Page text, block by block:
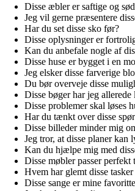
Disse æbler er saftige og
Jeg vil gerne præsentere
Har du set disse sko før?
Disse oplysninger er
Kan du anbefale nogle af
Disse huse er bygget i en
Jeg elsker disse farverige
Du bør overveje disse
Disse bøger har jeg allerede
Disse problemer skal løses
Har du tænkt over disse
Disse billeder minder mig
Jeg tror, at disse planer kan
Kan du hjælpe mig med
Disse møbler passer perfekt
Hvem har glemt disse tasker
Disse sange er mine